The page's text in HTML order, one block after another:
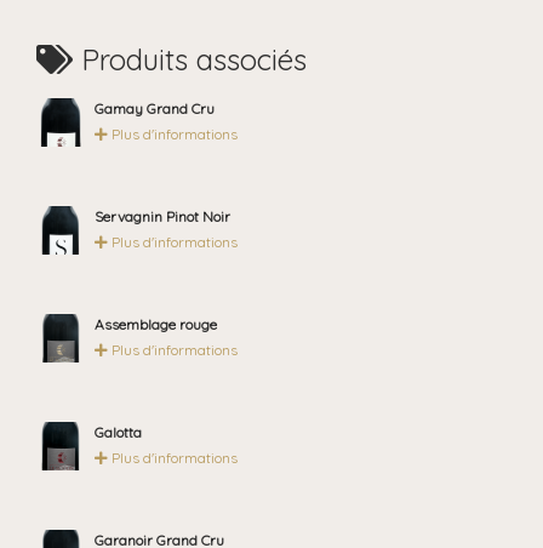
Produits associés
Gamay Grand Cru
Plus d'informations
Servagnin Pinot Noir
Plus d'informations
Assemblage rouge
Plus d'informations
Galotta
Plus d'informations
Garanoir Grand Cru